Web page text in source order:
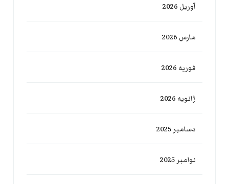
آوریل 2026
مارس 2026
فوریه 2026
ژانویه 2026
دسامبر 2025
نوامبر 2025